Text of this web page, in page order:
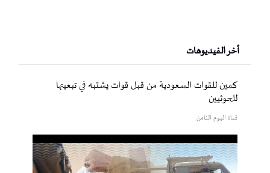
أخر الفيديوهات
كمين للقوات السعودية من قبل قوات يشتبه في تبعيتها
للحوثيين
قناة اليوم الثامن